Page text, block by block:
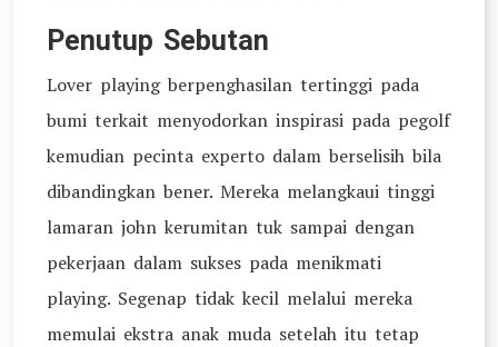
Penutup Sebutan
Lover playing berpenghasilan tertinggi pada
bumi terkait menyodorkan inspirasi pada pegolf
kemudian pecinta experto dalam berselisih bila
dibandingkan bener. Mereka melangkaui tinggi
lamaran john kerumitan tuk sampai dengan
pekerjaan dalam sukses pada menikmati
playing. Segenap tidak kecil melalui mereka
memulai ekstra anak muda setelah itu tetap